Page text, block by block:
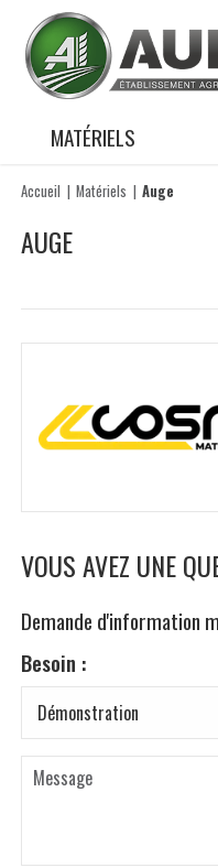
MATÉRIELS
Accueil Matériels Auge
AUGE
VOUS AVEZ UNE
Demande d'information
Besoin